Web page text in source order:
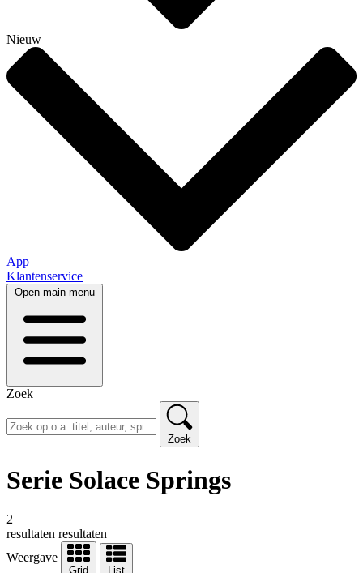
Nieuw
App
Klantenservice
Open main menu
Zoek
Zoek
Serie Solace Springs
2
resultaten resultaten
Weergave
Grid List